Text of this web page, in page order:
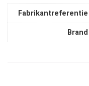
Fabrikantreferentie
Brand